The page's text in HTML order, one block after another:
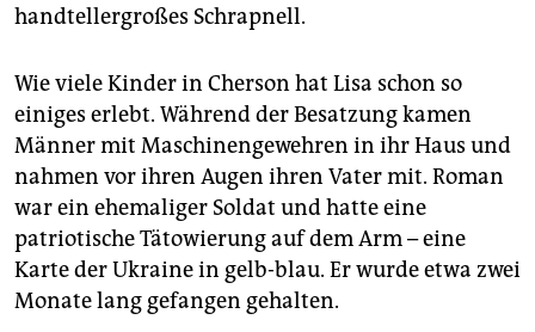
handtellergroßes Schrapnell.
Wie viele Kinder in Cherson hat Lisa schon so
einiges erlebt. Während der Besatzung kamen
Männer mit Maschinengewehren in ihr Haus und
nahmen vor ihren Augen ihren Vater mit. Roman
war ein ehemaliger Soldat und hatte eine
patriotische Tätowierung auf dem Arm – eine
Karte der Ukraine in gelb-blau. Er wurde etwa zwei
Monate lang gefangen gehalten.